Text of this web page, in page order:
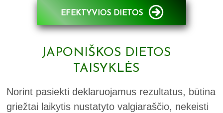
EFEKTYVIOS DIETOS
JAPONIŠKOS DIETOS
TAISYKLĖS
Norint pasiekti deklaruojamus rezultatus, būtina
griežtai laikytis nustatyto valgiaraščio, nekeisti